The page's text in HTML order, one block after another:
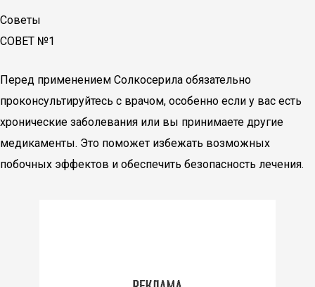
Советы
СОВЕТ №1
Перед применением Солкосерила обязательно
проконсультируйтесь с врачом, особенно если у вас есть
хронические заболевания или вы принимаете другие
медикаменты. Это поможет избежать возможных
побочных эффектов и обеспечить безопасность лечения.